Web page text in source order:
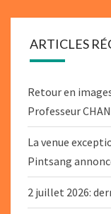
ARTICLES
Retour en
Professeur
La venue
Pintsang
2 juillet 2026: